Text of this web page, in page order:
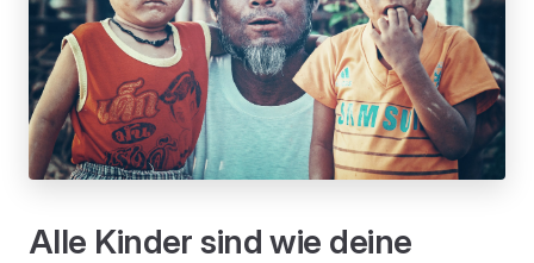
Alle Kinder sind wie deine